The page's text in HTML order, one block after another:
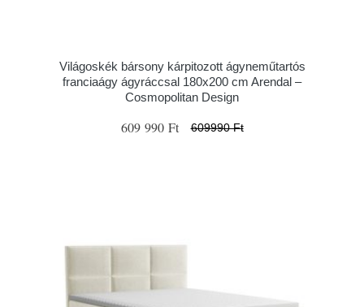
Világoskék bársony kárpitozott ágyneműtartós
franciaágy ágyráccsal 180x200 cm Arendal –
Cosmopolitan Design
609 990 Ft 609990 Ft